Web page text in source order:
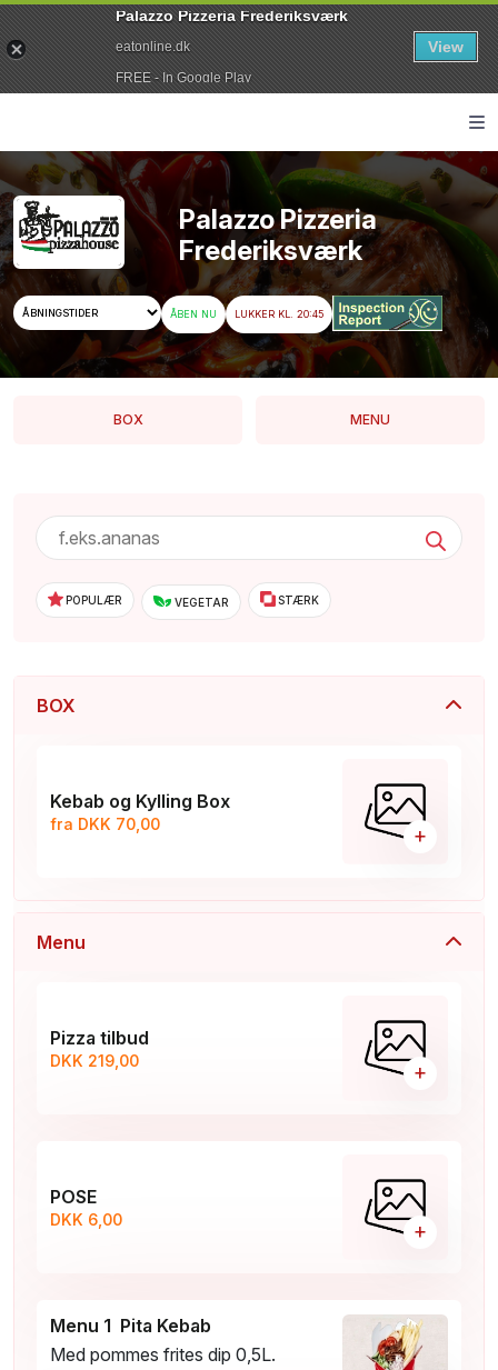
Palazzo Pizzeria
Frederiksværk
ÅBEN NU LUKKER KL. 20:45
BOX MENU
POPULÆR VEGETAR STÆRK
BOX
Kebab og Kylling Box
fra DKK 70,00 +
Menu
Pizza tilbud
DKK 219,00 +
POSE
DKK 6,00 +
Menu 1 Pita Kebab
Med pommes frites dip 0,5L.
Palazzo Pizzeria Frederiksværk
eatonline.dk
FREE - In Google Play
View